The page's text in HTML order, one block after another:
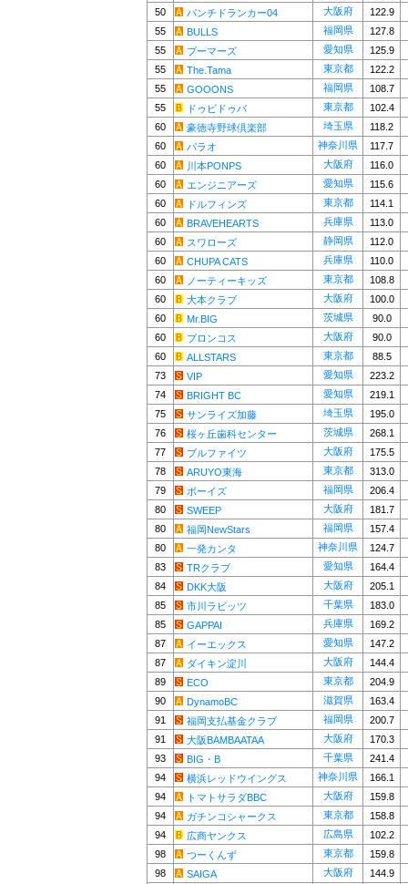
50
パンチドランカー04 大阪府
122.9
55
BULLS 福岡県
127.8
55
ブーマーズ 愛知県
125.9
55
The.Tama 東京都
122.2
55
GOOONS 福岡県
108.7
55
ドゥビドゥバ 東京都
102.4
60
豪徳寺野球倶楽部 埼玉県
118.2
60
パラオ 神奈川県
117.7
60
川本PONPS 大阪府
116.0
60
エンジニアーズ 愛知県
115.6
60
ドルフィンズ 東京都
114.1
60
BRAVEHEARTS 兵庫県
113.0
60
スワローズ 静岡県
112.0
60
CHUPA CATS 兵庫県
110.0
60
ノーティーキッズ 東京都
108.8
60
大本クラブ 大阪府
100.0
60
Mr.BIG 茨城県
90.0
60
ブロンコス 大阪府
90.0
60
ALLSTARS 東京都
88.5
73
VIP 愛知県
223.2
74
BRIGHT BC 愛知県
219.1
75
サンライズ加藤 埼玉県
195.0
76
桜ヶ丘歯科センター 茨城県
268.1
77
ブルファイツ 大阪府
175.5
78
ARUYO東海 東京都
313.0
79
ボーイズ 福岡県
206.4
80
SWEEP 大阪府
181.7
80
福岡NewStars 福岡県
157.4
80
一発カンタ 神奈川県
124.7
83
TRクラブ 愛知県
164.4
84
DKK大阪 大阪府
205.1
85
市川ラビッツ 千葉県
183.0
85
GAPPAI 兵庫県
169.2
87
イーエックス 愛知県
147.2
87
ダイキン淀川 大阪府
144.4
89
ECO 東京都
204.9
90
DynamoBC 滋賀県
163.4
91
福岡支払基金クラブ 福岡県
200.7
91
大阪BAMBAATAA 大阪府
170.3
93
BIG・B 千葉県
241.4
94
横浜レッドウイングス 神奈川県
166.1
94
トマトサラダBBC 大阪府
159.8
94
ガチンコシャークス 東京都
158.8
94
広商ヤンクス 広島県
102.2
98
つーくんず 東京都
159.8
98
SAIGA 大阪府 144.9